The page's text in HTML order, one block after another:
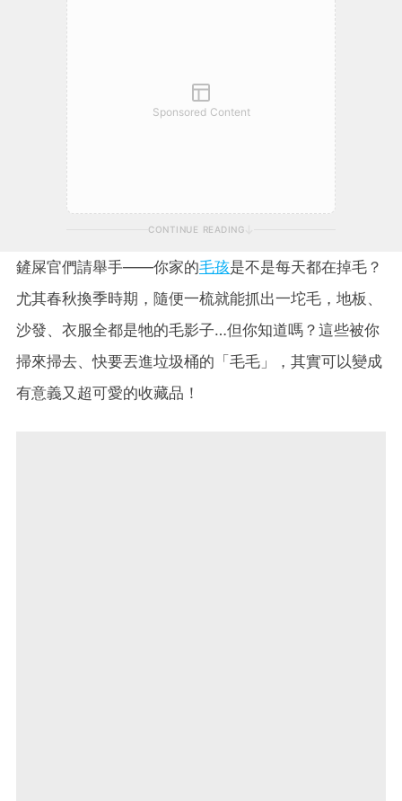
Sponsored Content
CONTINUE READING
鏟屎官們請舉手——你家的毛孩是不是每天都在掉毛？
尤其春秋換季時期，隨便一梳就能抓出一坨毛，地板、
沙發、衣服全都是牠的毛影子…但你知道嗎？這些被你
掃來掃去、快要丟進垃圾桶的「毛毛」，其實可以變成
有意義又超可愛的收藏品！